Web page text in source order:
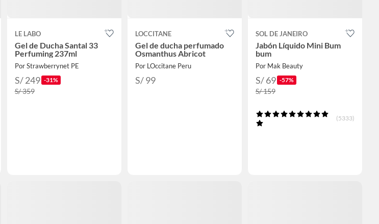
LE LABO
Gel de Ducha Santal 33
Perfuming 237ml
Por Strawberrynet PE
S/ 249 -31%
S/ 359
LOCCITANE
Gel de ducha perfumado
Osmanthus Abricot
Por LOccitane Peru
S/ 99
SOL DE JANEIRO
Jabón Líquido Mini Bum
bum
Por Mak Beauty
S/ 69 -57%
S/ 159
(5333)